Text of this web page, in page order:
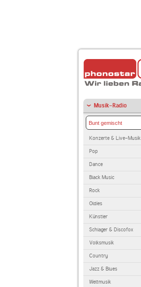
Musik-Radio
Bunt gemischt
Konzerte & Live-Musik
Pop
Dance
Black Music
Rock
Oldies
Künstler
Schlager & Discofox
Volksmusik
Country
Jazz & Blues
Weltmusik